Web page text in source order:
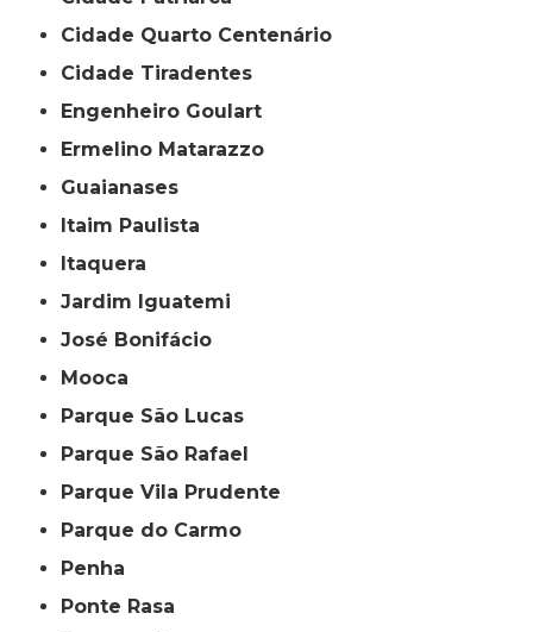
Cidade Quarto Centenário
Cidade Tiradentes
Engenheiro Goulart
Ermelino Matarazzo
Guaianases
Itaim Paulista
Itaquera
Jardim Iguatemi
José Bonifácio
Mooca
Parque São Lucas
Parque São Rafael
Parque Vila Prudente
Parque do Carmo
Penha
Ponte Rasa